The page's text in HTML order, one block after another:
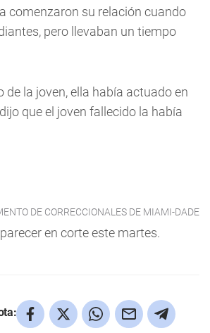
comenzaron su relación cuando
pero llevaban un tiempo
de la joven, ella había actuado en
que el joven fallecido la había
DE CORRECCIONALES DE MIAMI-DADE
en corte este martes.